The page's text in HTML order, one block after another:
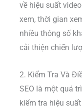
về hiệu suất
xem, thời gian
nhiều thông số
cải thiện chiến
2. Kiểm Tra Và
SEO là một quá
kiểm tra hiệu